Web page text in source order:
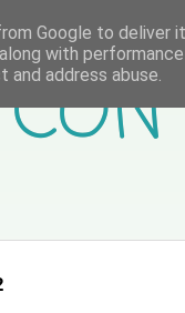
Google to deliver
with
address abuse.